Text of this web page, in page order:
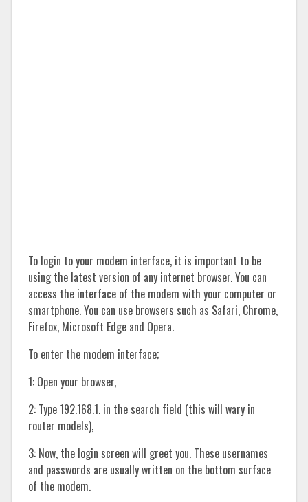
To login to your modem interface, it is important to be
using the latest version of any internet browser. You can
access the interface of the modem with your computer or
smartphone. You can use browsers such as Safari, Chrome,
Firefox, Microsoft Edge and Opera.
To enter the modem interface;
1: Open your browser,
2: Type 192.168.1. in the search field (this will wary in
router models),
3: Now, the login screen will greet you. These usernames
and passwords are usually written on the bottom surface
of the modem.